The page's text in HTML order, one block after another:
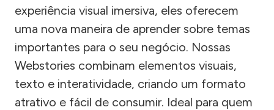
experiência visual imersiva, eles oferecem
uma nova maneira de aprender sobre temas
importantes para o seu negócio. Nossas
Webstories combinam elementos visuais,
texto e interatividade, criando um formato
atrativo e fácil de consumir. Ideal para quem